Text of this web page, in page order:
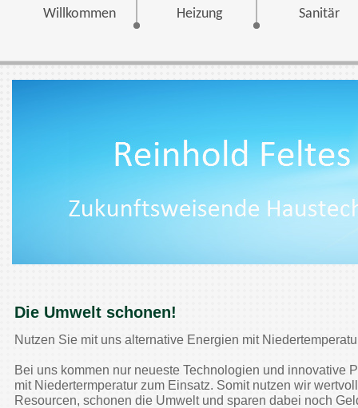
Willkommen Heizung Sanitär
Die Umwelt schonen!
Nutzen Sie mit uns alternative Energien mit
Bei uns kommen nur neueste Technologien und innovative
mit Niedertermperatur zum Einsatz. Somit nutzen wir
Resourcen, schonen die Umwelt und sparen dabei noch